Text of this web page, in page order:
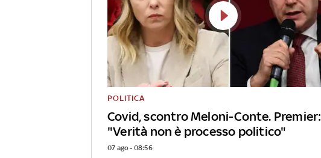
Covid, scontro Meloni-Conte. Premier:
"Verità non è processo politico"
POLITICA
07 ago - 08:56